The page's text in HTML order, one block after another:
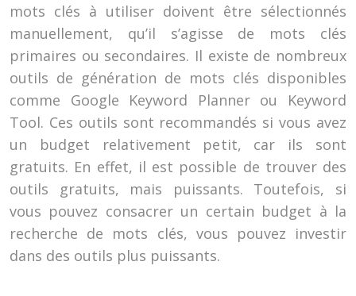
mots clés à utiliser doivent être sélectionnés
manuellement, qu’il s’agisse de mots clés
primaires ou secondaires. Il existe de nombreux
outils de génération de mots clés disponibles
comme Google Keyword Planner ou Keyword
Tool. Ces outils sont recommandés si vous avez
un budget relativement petit, car ils sont
gratuits. En effet, il est possible de trouver des
outils gratuits, mais puissants. Toutefois, si
vous pouvez consacrer un certain budget à la
recherche de mots clés, vous pouvez investir
dans des outils plus puissants.